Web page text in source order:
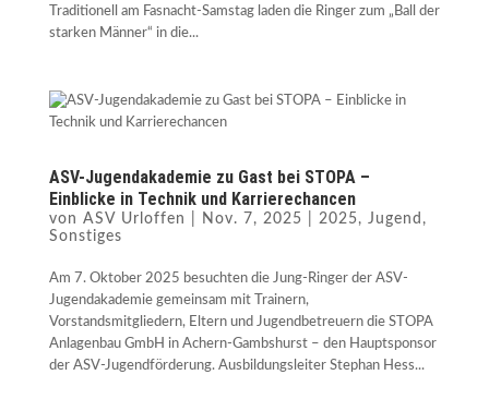
Traditionell am Fasnacht-Samstag laden die Ringer zum „Ball der
starken Männer“ in die...
ASV-Jugendakademie zu Gast bei STOPA –
Einblicke in Technik und Karrierechancen
von ASV Urloffen Nov. 7, 2025 2025, Jugend ,
Sonstiges
Am 7. Oktober 2025 besuchten die Jung-Ringer der ASV-
Jugendakademie gemeinsam mit Trainern,
Vorstandsmitgliedern, Eltern und Jugendbetreuern die STOPA
Anlagenbau GmbH in Achern-Gambshurst – den Hauptsponsor
der ASV-Jugendförderung. Ausbildungsleiter Stephan Hess...